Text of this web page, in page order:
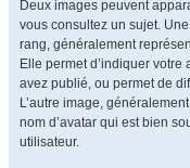
Deux images peuvent
vous consultez un sujet.
rang, généralement
Elle permet d’indiquer
avez publié, ou permet de
L’autre image,
nom d’avatar qui est bien
utilisateur.